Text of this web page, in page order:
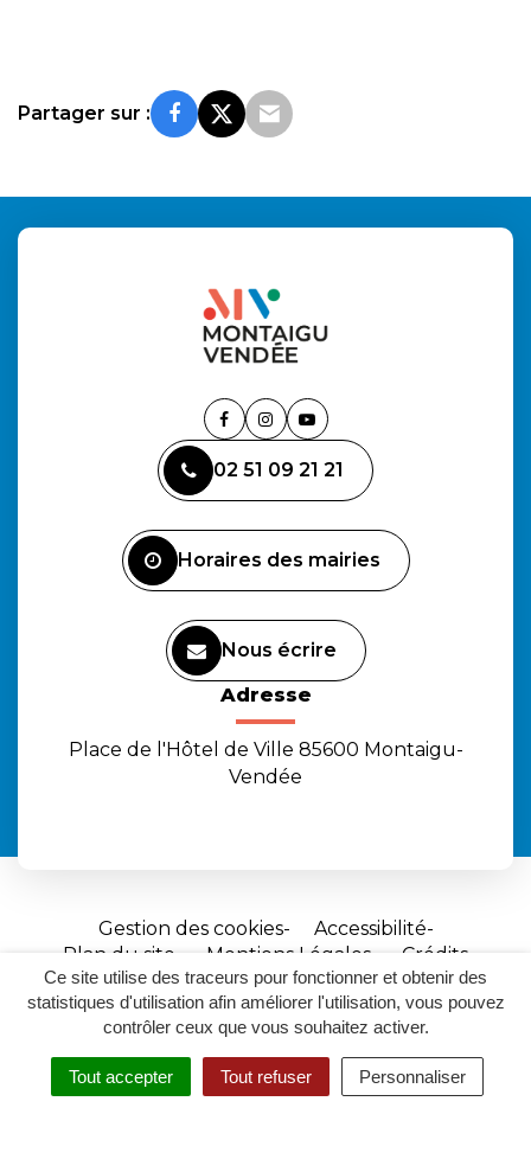
Ce site utilise des traceurs pour fonctionner et obtenir des
statistiques d'utilisation afin améliorer l'utilisation, vous pouvez
contrôler ceux que vous souhaitez activer.
Tout accepter Tout refuser Personnaliser
RECHERCHER
ACCESSIBILITÉ
Partager sur :
Lien
le
compte
Lien
le
compte
Lien
la
chaîne
02 51 09 21 21
Horaires des mairies
Nous écrire
Adresse
Place de l'Hôtel de Ville 85600 Montaigu-
Vendée
Gestion des cookies
Accessibilité
Plan du site
Mentions Légales
Crédits
Site
réalisé
par
Inovagora